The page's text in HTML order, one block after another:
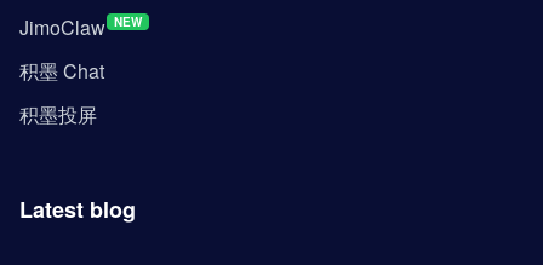
JimoClaw NEW
积墨 Chat
积墨投屏
Latest blog